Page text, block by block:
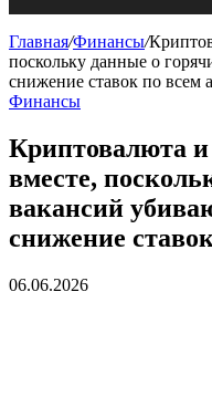
Главная/Финансы/
поскольку данные о
снижение ставок по всем
Финансы
Криптовалюта
вместе,
вакансий
снижение
06.06.2026